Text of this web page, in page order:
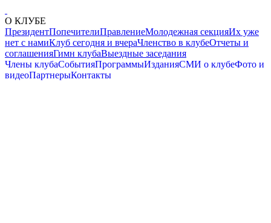
О КЛУБЕ
ПрезидентПопечителиПравлениеМолодежная секцияИх уже
нет с намиКлуб сегодня и вчераЧленство в клубеОтчеты и
соглашенияГимн клубаВыездные заседания
Члены клубаСобытияПрограммыИзданияСМИ о клубеФото и
видеоПартнерыКонтакты